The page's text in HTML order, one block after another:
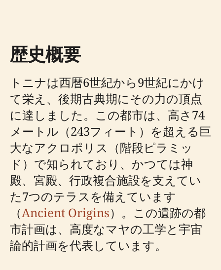
歴史概要
トニナは西暦6世紀から9世紀にかけ
て栄え、後期古典期にその力の頂点
に達しました。この都市は、高さ74
メートル（243フィート）を超える巨
大なアクロポリス（階段ピラミッ
ド）で知られており、かつては神
殿、宮殿、行政複合施設を支えてい
た7つのテラスを備えています
（Ancient Origins）。この遺跡の都
市計画は、高度なマヤの工学と宇宙
論的計画を代表しています。